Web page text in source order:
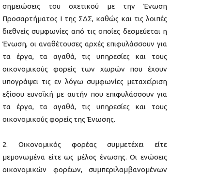
σημειώσεις του σχετικού με την Ένωση
Προσαρτήματος I της ΣΔΣ, καθώς και τις λοιπές
διεθνείς συμφωνίες από τις οποίες δεσμεύεται η
Ένωση, οι αναθέτουσες αρχές επιφυλάσσουν για
τα έργα, τα αγαθά, τις υπηρεσίες και τους
οικονομικούς φορείς των χωρών που έχουν
υπογράψει τις εν λόγω συμφωνίες μεταχείριση
εξίσου ευνοϊκή με αυτήν που επιφυλάσσουν για
τα έργα, τα αγαθά, τις υπηρεσίες και τους
οικονομικούς φορείς της Ένωσης.
Οικονομικός φορέας συμμετέχει είτε
μεμονωμένα είτε ως μέλος ένωσης. Οι ενώσεις
οικονομικών φορέων, συμπεριλαμβανομένων